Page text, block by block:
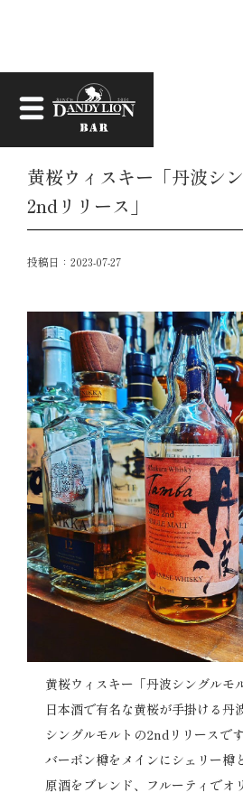
お知らせ
黄桜ウィスキー「丹波シ
2ndリリース」
投稿日： 2023-07-27
黄桜ウィスキー「丹波シングルモ
日本酒で有名な黄桜が手掛ける丹
シングルモルトの2ndリリースです
バーボン樽をメインにシェリー樽
原酒をブレンド、フルーティでオ